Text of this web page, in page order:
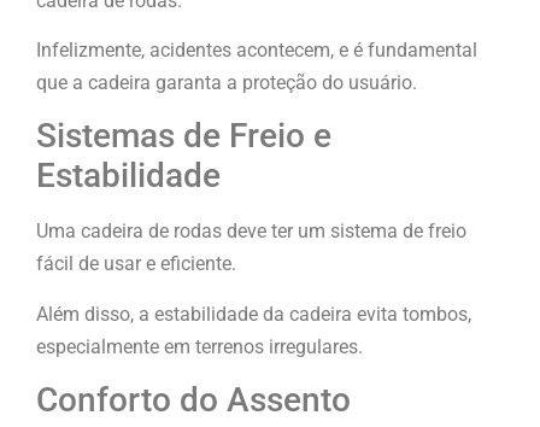
Infelizmente, acidentes acontecem, e é fundamental
que a cadeira garanta a proteção do usuário.
Sistemas de Freio e
Estabilidade
Uma cadeira de rodas deve ter um sistema de freio
fácil de usar e eficiente.
Além disso, a estabilidade da cadeira evita tombos,
especialmente em terrenos irregulares.
Conforto do Assento